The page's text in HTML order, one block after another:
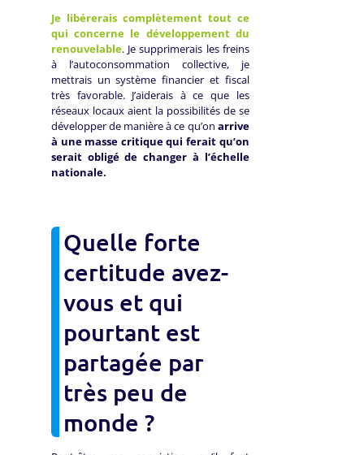
Je libérerais complètement tout ce
qui concerne le développement du
renouvelable. Je supprimerais les freins
à l’autoconsommation collective, je
mettrais un système financier et fiscal
très favorable. J’aiderais à ce que les
réseaux locaux aient la possibilités de se
développer de manière à ce qu’on arrive
à une masse critique qui ferait qu’on
serait obligé de changer à l’échelle
nationale.
Quelle forte
certitude avez-
vous et qui
pourtant est
partagée par
très peu de
monde ?